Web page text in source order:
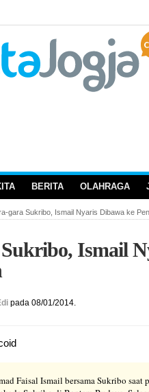
BERITA OLAHRAGA
gara Sukribo, Ismail Nyaris Dibawa ke
Ismail
pada 08/01/2014.
Faisal Ismail bersama Sukribo saat